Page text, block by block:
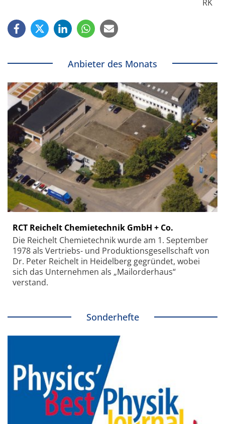
RK
Anbieter des Monats
RCT Reichelt Chemietechnik GmbH + Co.
Die Reichelt Chemietechnik wurde am 1. September
1978 als Vertriebs- und Produktionsgesellschaft von
Dr. Peter Reichelt in Heidelberg gegründet, wobei
sich das Unternehmen als „Mailorderhaus“
verstand.
Sonderhefte